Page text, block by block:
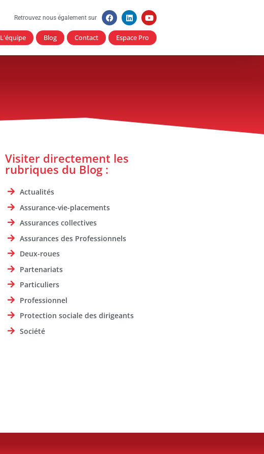
Retrouvez nous également sur
L'équipe Blog Contact Espace Pro
Visiter directement les
rubriques du Blog :
Actualités
Assurance-vie-placements
Assurances collectives
Assurances des Professionnels
Deux-roues
Partenariats
Particuliers
Professionnel
Protection sociale des dirigeants
Société